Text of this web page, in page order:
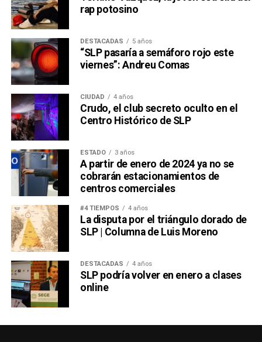
rap potosino
DESTACADAS 5 años
“SLP pasaría a semáforo rojo este
viernes”: Andreu Comas
CIUDAD 4 años
Crudo, el club secreto oculto en el
Centro Histórico de SLP
ESTADO 3 años
A partir de enero de 2024 ya no se
cobrarán estacionamientos de
centros comerciales
#4 TIEMPOS 4 años
La disputa por el triángulo dorado de
SLP | Columna de Luis Moreno
DESTACADAS 4 años
SLP podría volver en enero a clases
online